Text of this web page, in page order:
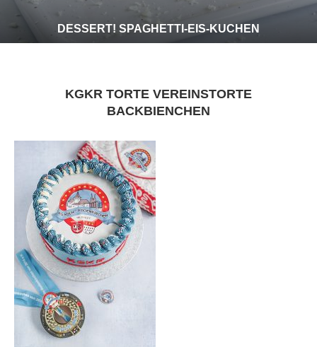
DESSERT! SPAGHETTI-EIS-KUCHEN
KGKR TORTE VEREINSTORTE
BACKBIENCHEN